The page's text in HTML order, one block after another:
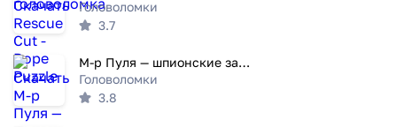
Головоломки
3.7
М-р Пуля — шпионские задачки
Головоломки
3.8